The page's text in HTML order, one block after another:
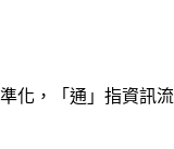
化，「通」指資訊流